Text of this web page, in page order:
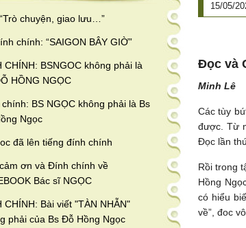
15/05/
Đọc và
Minh Lê
Các tùy
được. Từ
Đọc lần
Rồi trong
Hồng
có hiểu
về”, đoc
chuyện, giao lưu… ”
chính: “SAIGON BÂY GIỜ”
CHÍNH: BSNGOC không phải là
HỒNG NGỌC
BS NGỌC không phải là Bs
Ngọc
đã lên tiếng đính chính
ơn và Đính chính về
Bác sĩ NGỌC
CHÍNH: Bài viết "TÀN NHẪN"
phải của Bs Đỗ Hồng Ngọc